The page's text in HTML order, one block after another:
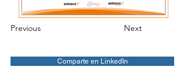
Previous Next
Comparte en LinkedIn